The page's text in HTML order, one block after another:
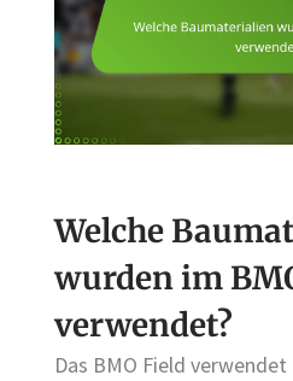
Welche
wurden im
verwendet?
Das BMO Field